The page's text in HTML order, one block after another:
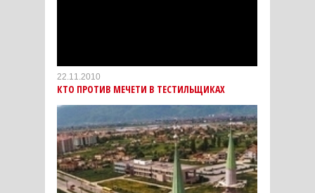
22.11.2010
КТО ПРОТИВ МЕЧЕТИ В ТЕСТИЛЬЩИКАХ